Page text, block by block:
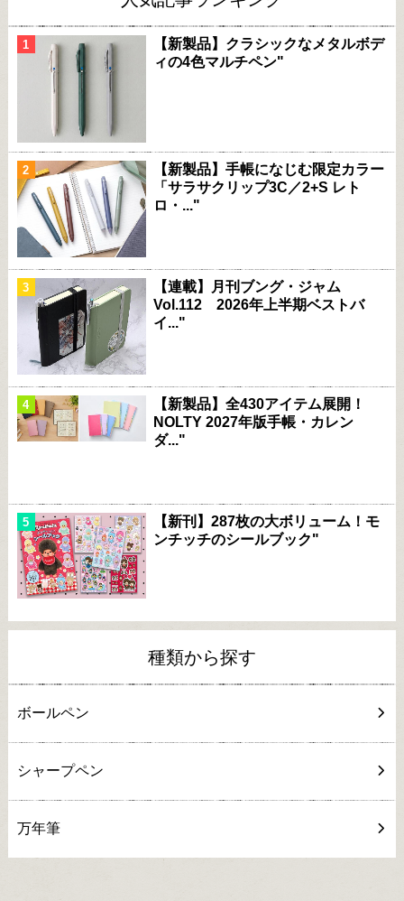
【新製品】クラシックなメタルボデ
ィの4色マルチペン"
【新製品】手帳になじむ限定カラー
「サラサクリップ3C／2+S レト
ロ・..."
【連載】月刊ブング・ジャム
Vol.112 2026年上半期ベストバ
イ..."
【新製品】全430アイテム展開！
NOLTY 2027年版手帳・カレン
ダ..."
【新刊】287枚の大ボリューム！モ
ンチッチのシールブック"
種類から探す
ボールペン
シャープペン
万年筆